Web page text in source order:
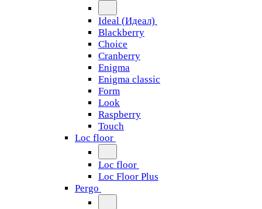
Ideal (Идеал)
Blackberry
Choice
Cranberry
Enigma
Enigma classic
Form
Look
Raspberry
Touch
Loc floor
Loc floor
Loc Floor Plus
Pergo